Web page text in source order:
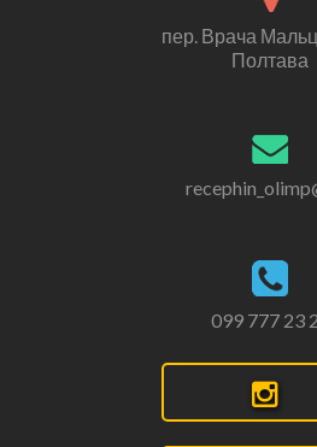
пер. Врача
Полтава
099 777 23